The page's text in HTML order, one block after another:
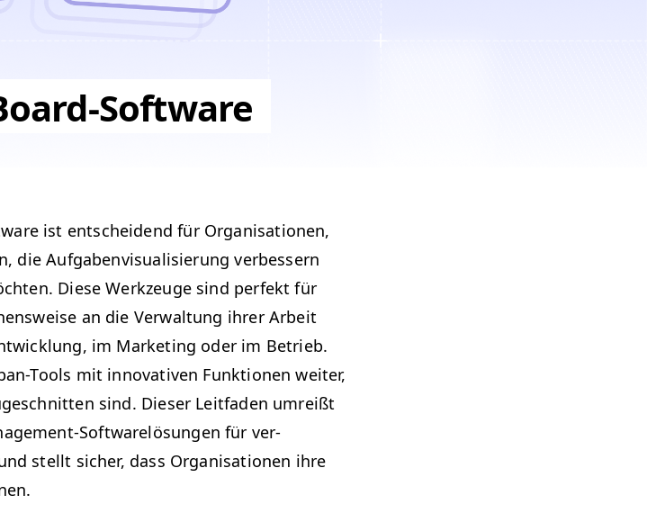
Software
ist entschei­dend für Organ­i­sa­tio­nen,
die Auf­gaben­vi­su­al­isierung verbessern
Diese Werkzeuge sind per­fekt für
an die Ver­wal­tung ihrer Arbeit
im Mar­ket­ing oder im Betrieb.
Tools mit inno­v­a­tiv­en Funk­tio­nen weit­er,
sind. Dieser Leit­faden umreißt
Soft­warelö­sun­gen für ver­
stellt sich­er, dass Organ­i­sa­tio­nen ihre